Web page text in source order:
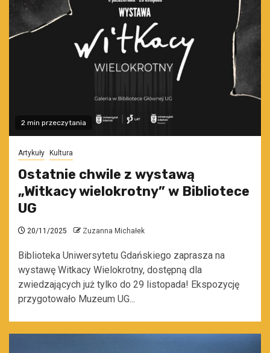
2 min przeczytania
Artykuły Kultura
Ostatnie chwile z wystawą
„Witkacy wielokrotny” w Bibliotece
UG
20/11/2025 Zuzanna Michałek
Biblioteka Uniwersytetu Gdańskiego zaprasza na
wystawę Witkacy Wielokrotny, dostępną dla
zwiedzających już tylko do 29 listopada! Ekspozycję
przygotowało Muzeum UG...